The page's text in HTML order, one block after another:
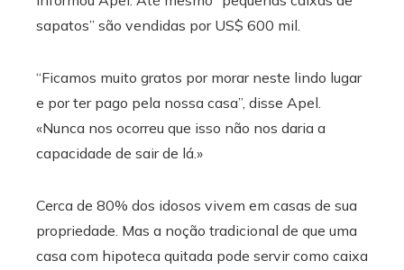
sapatos” são vendidas por US$ 600 mil.
“Ficamos muito gratos por morar neste lindo lugar
e por ter pago pela nossa casa”, disse Apel.
«Nunca nos ocorreu que isso não nos daria a
capacidade de sair de lá.»
Cerca de 80% dos idosos vivem em casas de sua
propriedade. Mas a noção tradicional de que uma
casa com hipoteca quitada pode servir como caixa